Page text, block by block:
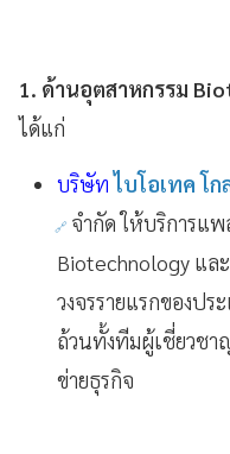
1. ด้านอุตสาหกรรม
ได้แก่
บริษัทไบโอเทค โ
จำกัด ให้บริการแ
Biotechnology แล
วงจรรายแรกของป
ถ้วนทั้งทีมผู้เชี่ยวชา
ข่ายธุรกิจ